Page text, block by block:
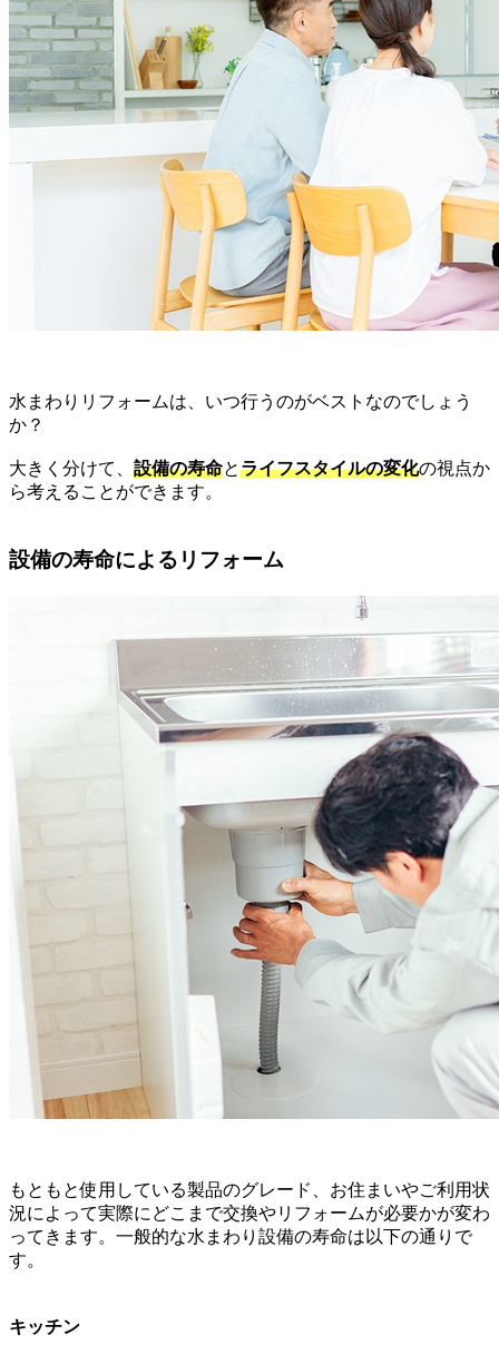
水まわりリフォームは、いつ行うのがベストなのでしょう
か？
大きく分けて、 設備の寿命とライフスタイルの変化の視点か
ら考えることができます。
設備の寿命によるリフォーム
もともと使用している製品のグレード、お住まいやご利用状
況によって実際にどこまで交換やリフォームが必要かが変わ
ってきます。一般的な水まわり設備の寿命は以下の通りで
す。
キッチン